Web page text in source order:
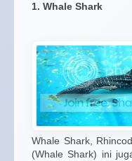
1. Whale Shark
Whale Shark,
(Whale Shark) ini